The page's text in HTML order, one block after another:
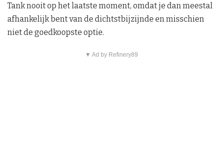
Tank nooit op het laatste moment, omdat je dan meestal
afhankelijk bent van de dichtstbijzijnde en misschien
niet de goedkoopste optie.
▼ Ad by Refinery89